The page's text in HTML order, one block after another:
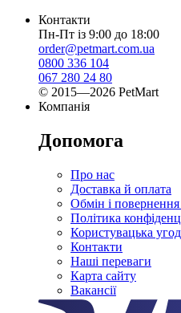
Контакти
Пн-Пт із 9:00 до 18:00
order@petmart.com.ua
0800 336 104
067 280 24 80
© 2015—2026 PetMart
Компанія
Допомога
Про нас
Доставка й оплата
Обмін і повернення
Політика
Користувацька
Контакти
Наші переваги
Карта сайту
Вакансії